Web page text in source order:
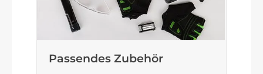
Bosch Kiox TFT SmartSystem
Passendes Zubehör